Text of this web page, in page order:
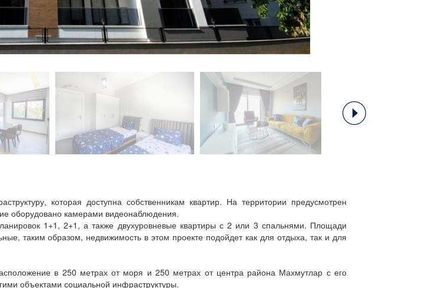
которая доступна собственникам квартир. На территории предусмотрен
оборудовано камерами видеонаблюдения.
1+1, 2+1, а также двухуровневые квартиры с 2 или 3 спальнями. Площади
таким образом, недвижимость в этом проекте подойдет как для отдыха, так и для
в 250 метрах от моря и 250 метрах от центра района Махмутлар с его
объектами социальной инфраструктуры.